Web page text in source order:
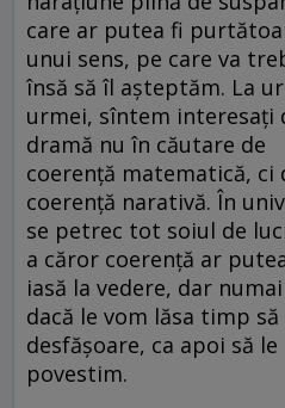
care ar putea fi
unui sens, pe care va
însă să îl așteptăm. La
urmei, sîntem interesați
dramă nu în căutare de
coerență matematică, ci
coerență narativă. În
se petrec tot soiul de
a căror coerență ar
iasă la vedere, dar numai
dacă le vom lăsa timp să
desfășoare, ca apoi să le
povestim.